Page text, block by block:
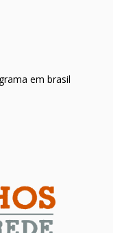
em brasil